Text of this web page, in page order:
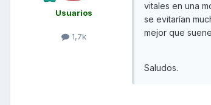
Usuarios
1,7k
vitales en una
se evitarían
mejor que
Saludos.